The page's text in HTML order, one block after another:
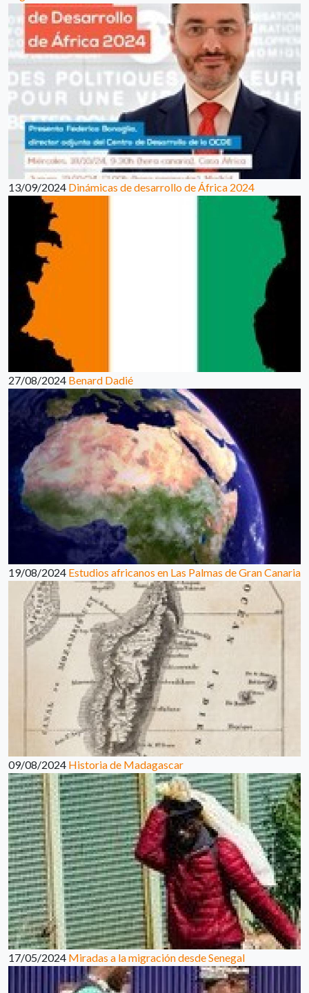
13/09/2024 Dinámicas de desarrollo de África 2024
27/08/2024 Benard Dadié
19/08/2024 Estudios africanos en Las Palmas de Gran Canaria
09/08/2024 Historia de Madagascar
17/05/2024 Miradas a la migración desde Senegal